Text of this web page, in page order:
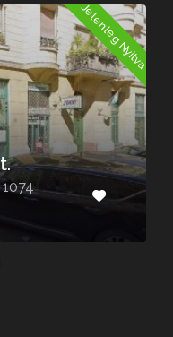
Jelenleg Nyitva